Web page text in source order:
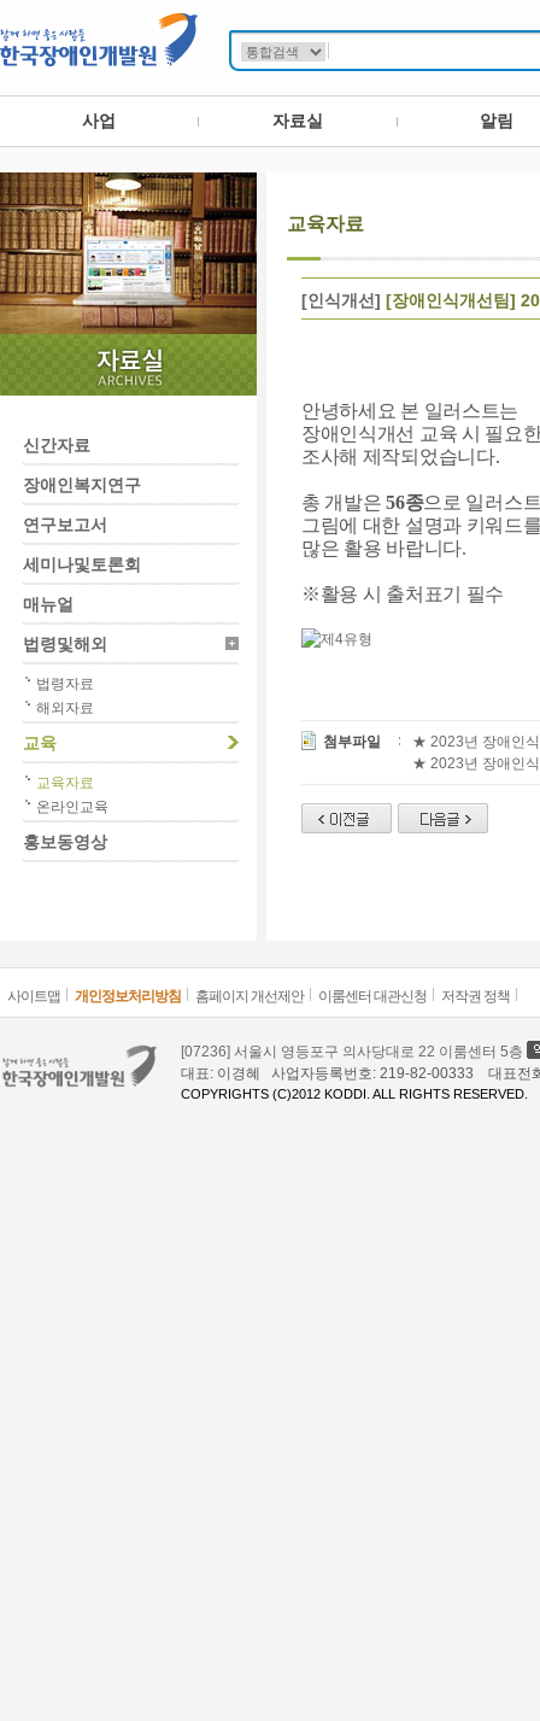
사업 자료실 알림
신간자료
장애인복지연구
연구보고서
세미나및토론회
매뉴얼
법령및해외
법령자료
해외자료
교육
교육자료
온라인교육
홍보동영상
교육자료
[인식개선] [장애인식개선팀]
안녕하세요 본 일러스트는
장애인식개선 교육 시 필요
조사해 제작되었습니다.
총 개발은56종으로 일러스
그림에 대한 설명과 키워드
많은 활용 바랍니다.
※활용 시 출처표기 필수
첨부파일
★ 2023년 장애인
★ 2023년 장애인
사이트맵 개인정보처리방침 홈페이지 개선제안 이룸센터 대관신청 저작권 정책
[07236] 서울시 영등포구 의사당대로 22 이룸센터 5층
대표: 이경혜 사업자등록번호: 219-82-00333 대표
COPYRIGHTS (C)2012 KODDI. ALL RIGHTS RESERVED.